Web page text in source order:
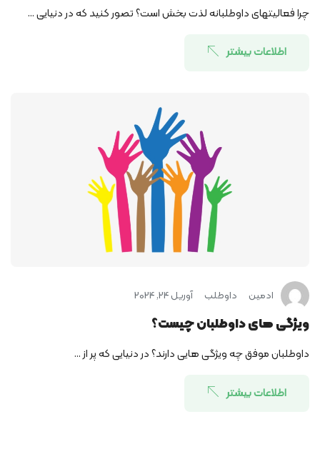
چرا فعالیت­های داوطلبانه لذت بخش است؟ تصور کنید که در دنیایی ...
اطلاعات بیشتر
ادمین داوطلب آوریل 24, 2024
ویژگی­ های داوطلبان چیست؟
داوطلبان موفق چه ویژگی­ هایی دارند؟ در دنیایی که پر از ...
اطلاعات بیشتر